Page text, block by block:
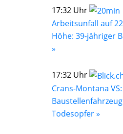
17:32 Uhr
Arbeitsunfall auf
Höhe: 39-jähriger
»
17:32 Uhr
Crans-Montana
Todesopfer »